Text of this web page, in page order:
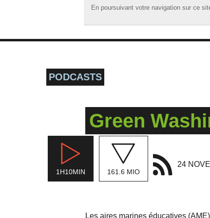
En poursuivant votre navigation sur ce
En poursuivant votre navigation sur ce
ACCUEIL
PODCASTS
Green
1H10MIN 161.6 MIO
24
Les aires marines éducatives